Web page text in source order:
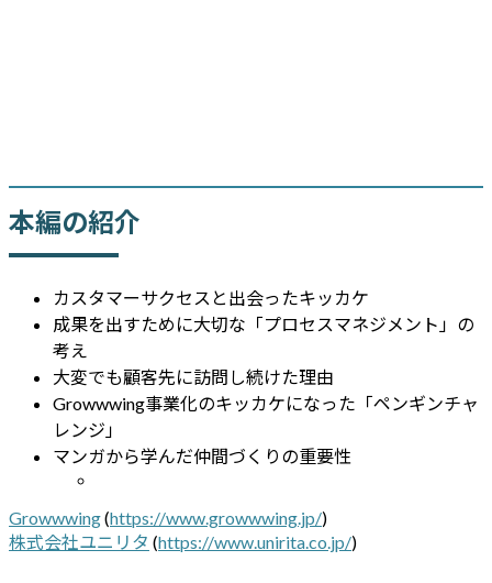
本編の紹介
カスタマーサクセスと出会ったキッカケ
成果を出すために大切な「プロセスマネジメント」の
考え
大変でも顧客先に訪問し続けた理由
Growwwing事業化のキッカケになった「ペンギンチャ
レンジ」
マンガから学んだ仲間づくりの重要性
Growwwing(https://www.growwwing.jp/)
株式会社ユニリタ (https://www.unirita.co.jp/)